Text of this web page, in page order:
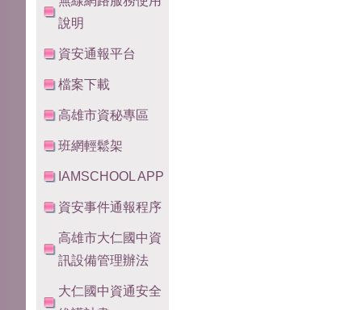
說明
資安通報平台
檔案下載
高雄市資秘專區
班網輕鬆架
IAMSCHOOL APP
資安事件通報程序
高雄市大仁國中資
訊設備管理辦法
大仁國中資通安全